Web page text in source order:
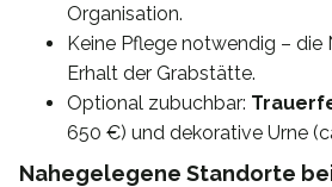
Organisation.
Keine Pflege notwendig – die
Erhalt der Grabstätte.
Optional zubuchbar:
650 €) und dekorative Urne
Nahegelegene Standorte